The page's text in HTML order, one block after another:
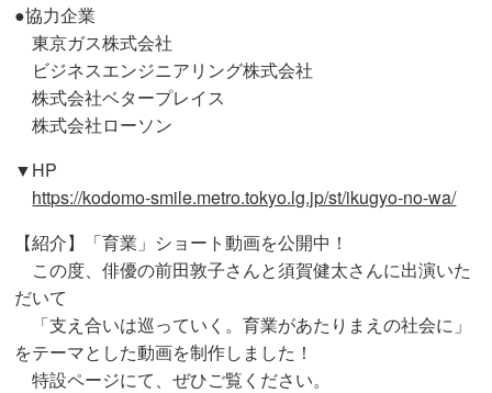
●協力企業
東京ガス株式会社
ビジネスエンジニアリング株式会社
株式会社ベタープレイス
株式会社ローソン
▼HP
https://kodomo-smile.metro.tokyo.lg.jp/st/ikugyo-no-wa/
【紹介】「育業」ショート動画を公開中！
この度、俳優の前田敦子さんと須賀健太さんに出演いた
だいて
「支え合いは巡っていく。育業があたりまえの社会に」
をテーマとした動画を制作しました！
特設ページにて、ぜひご覧ください。